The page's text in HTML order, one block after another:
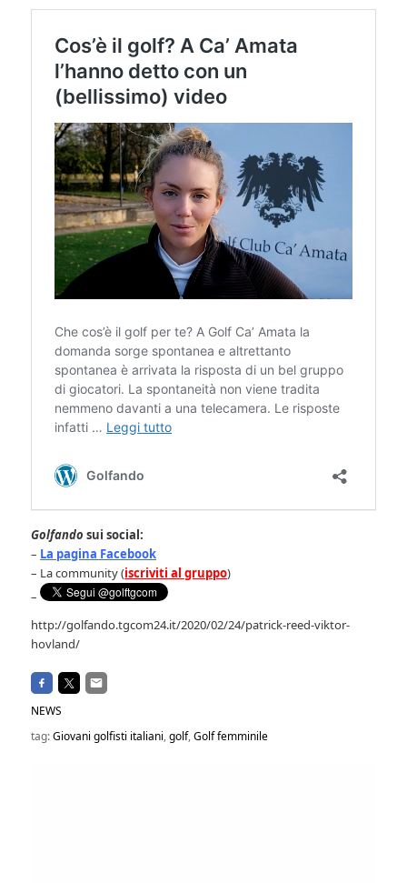
Golfando sui social:
– La pagina Facebook
– La community (iscriviti al gruppo)
–
http://golfando.tgcom24.it/2020/02/24/patrick-reed-viktor-
hovland/
NEWS
tag:Giovani golfisti italiani,golf,Golf femminile